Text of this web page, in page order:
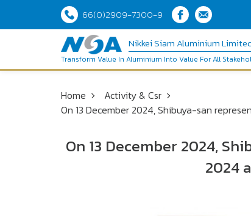
66(0)2909-7300-9
Nikkei Siam Aluminium
Transform Value In Aluminium Into Value For All
Home
Activity & Csr
On 13 December 2024, Shibuya-san
On 13 December 2024,
2024